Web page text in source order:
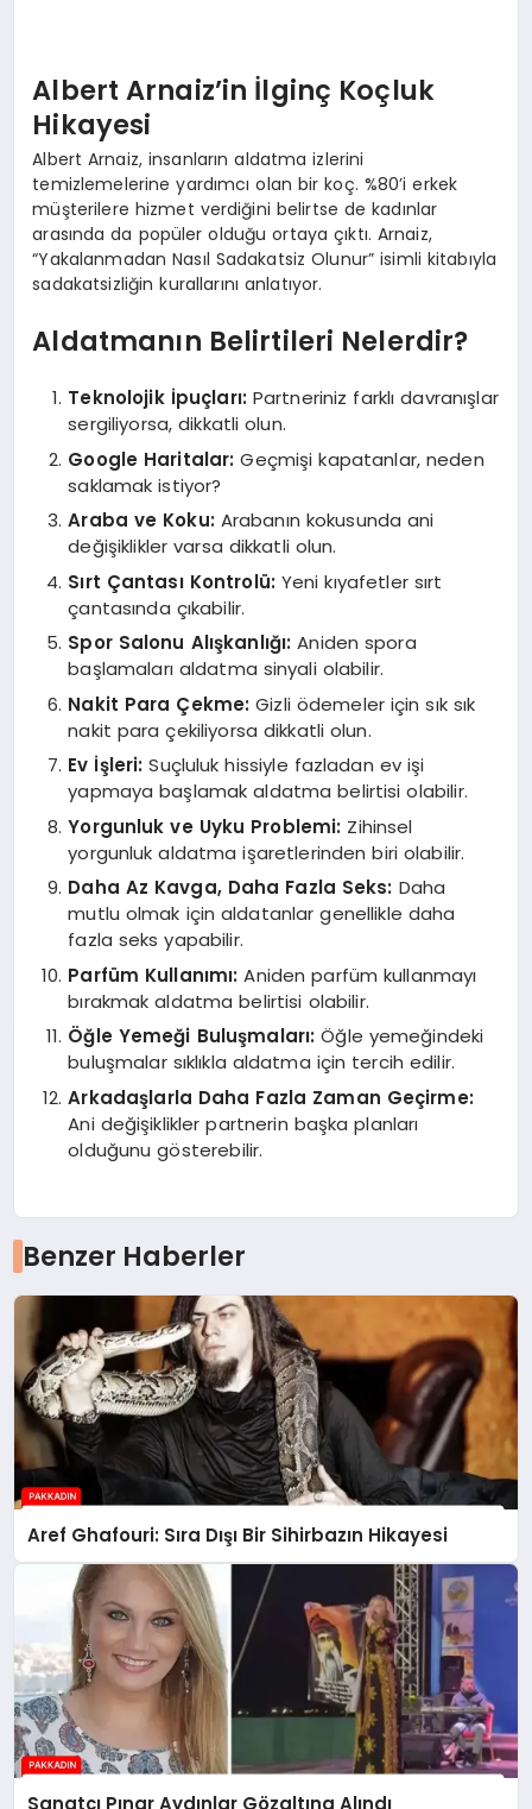
Albert Arnaiz’in İlginç Koçluk
Hikayesi
Albert Arnaiz, insanların aldatma izlerini
temizlemelerine yardımcı olan bir koç. %80’i erkek
müşterilere hizmet verdiğini belirtse de kadınlar
arasında da popüler olduğu ortaya çıktı. Arnaiz,
“Yakalanmadan Nasıl Sadakatsiz Olunur” isimli kitabıyla
sadakatsizliğin kurallarını anlatıyor.
Aldatmanın Belirtileri Nelerdir?
Teknolojik İpuçları: Partneriniz farklı davranışlar
sergiliyorsa, dikkatli olun.
Google Haritalar: Geçmişi kapatanlar, neden
saklamak istiyor?
Araba ve Koku: Arabanın kokusunda ani
değişiklikler varsa dikkatli olun.
Sırt Çantası Kontrolü: Yeni kıyafetler sırt
çantasında çıkabilir.
Spor Salonu Alışkanlığı: Aniden spora
başlamaları aldatma sinyali olabilir.
Nakit Para Çekme: Gizli ödemeler için sık sık
nakit para çekiliyorsa dikkatli olun.
Ev İşleri: Suçluluk hissiyle fazladan ev işi
yapmaya başlamak aldatma belirtisi olabilir.
Yorgunluk ve Uyku Problemi: Zihinsel
yorgunluk aldatma işaretlerinden biri olabilir.
Daha Az Kavga, Daha Fazla Seks: Daha
mutlu olmak için aldatanlar genellikle daha
fazla seks yapabilir.
Parfüm Kullanımı: Aniden parfüm kullanmayı
bırakmak aldatma belirtisi olabilir.
Öğle Yemeği Buluşmaları: Öğle yemeğindeki
buluşmalar sıklıkla aldatma için tercih edilir.
Arkadaşlarla Daha Fazla Zaman Geçirme:
Ani değişiklikler partnerin başka planları
olduğunu gösterebilir.
Benzer Haberler
Aref Ghafouri: Sıra Dışı Bir Sihirbazın Hikayesi
Sanatçı Pınar Aydınlar Gözaltına Alındı